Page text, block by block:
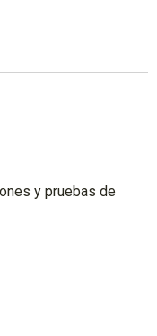
y pruebas de